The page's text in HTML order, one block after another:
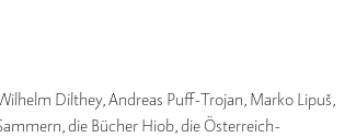
Dilthey, Andreas Puff-Trojan, Marko Lipuš,
die Bücher Hiob, die Österreich-